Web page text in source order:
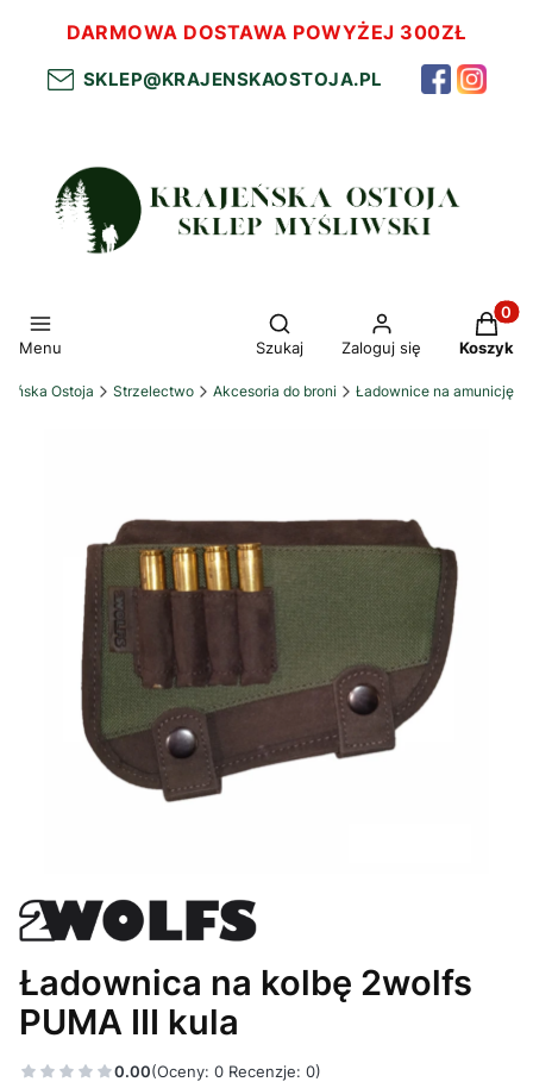
DARMOWA DOSTAWA POWYŻEJ 300ZŁ
SKLEP@KRAJENSKAOSTOJA.PL
Menu
Otwórz wyszukiwarkę
Szukaj Zaloguj się Koszyk
Ostoja Strzelectwo Akcesoria do broni Ładownice na amunicję
Ładownica na kolbę 2wolfs
PUMA III kula
0.00(Oceny: 0 Recenzje: 0)